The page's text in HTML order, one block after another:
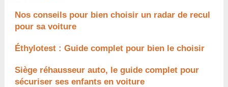
Nos conseils pour bien choisir un radar de recul
pour sa voiture
Éthylotest : Guide complet pour bien le choisir
Siège réhausseur auto, le guide complet pour
sécuriser ses enfants en voiture